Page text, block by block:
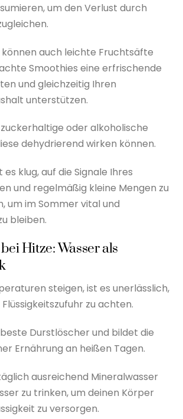
um den Verlust durch
können auch leichte Fruchtsäfte
Smoothies eine erfrischende
und gleichzeitig Ihren
unterstützen.
oder alkoholische
dehydrierend wirken können.
es klug, auf die Signale Ihres
und regelmäßig kleine Mengen zu
um im Sommer vital und
bleiben.
Hitze: Wasser als
steigen, ist es unerlässlich,
zu achten.
Durstlöscher und bildet die
Ernährung an heißen Tagen.
ausreichend Mineralwasser
zu trinken, um deinen Körper
zu versorgen.